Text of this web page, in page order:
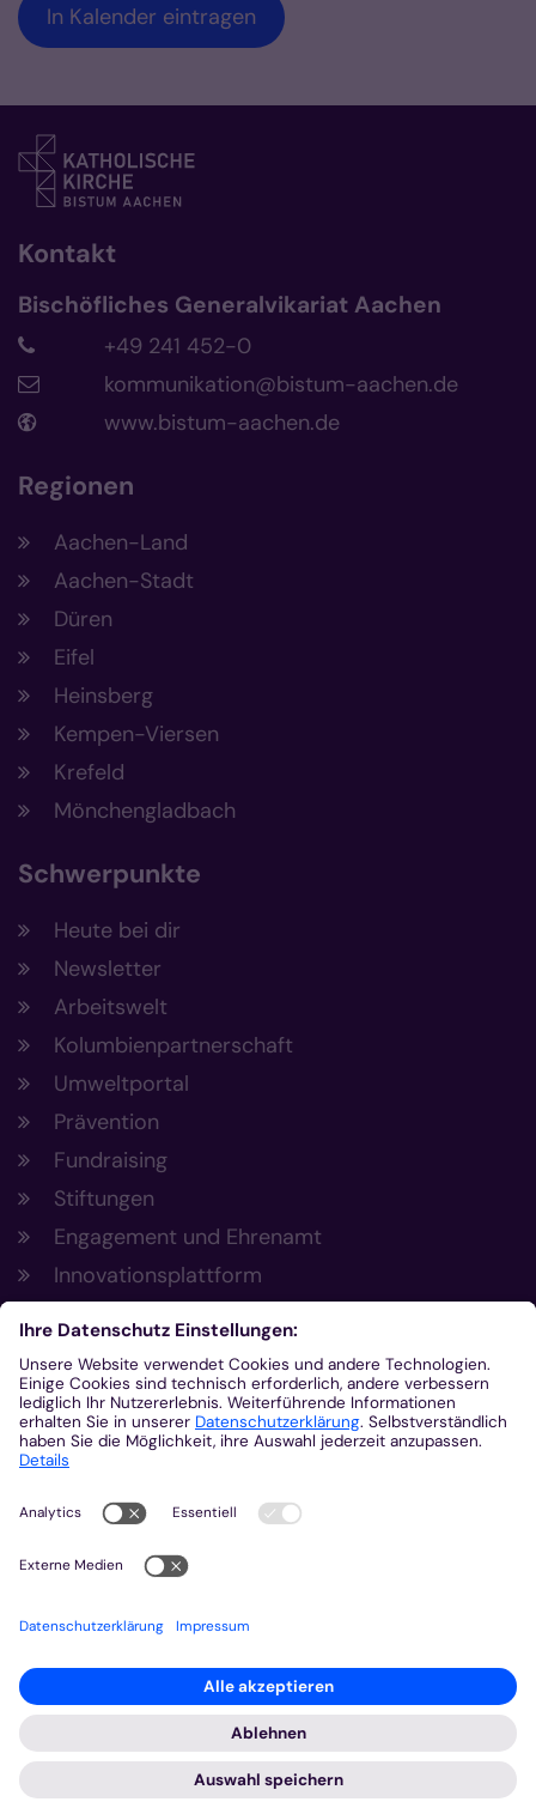
In Kalender eintragen
Kontakt
Bischöfliches Generalvikariat Aachen
+49 241 452-0
kommunikation@bistum-aachen.de
www.bistum-aachen.de
Regionen
Aachen-Land
Aachen-Stadt
Düren
Eifel
Heinsberg
Kempen-Viersen
Krefeld
Mönchengladbach
Schwerpunkte
Heute bei dir
Newsletter
Arbeitswelt
Kolumbienpartnerschaft
Umweltportal
Prävention
Fundraising
Stiftungen
Engagement und Ehrenamt
Innovationsplattform
Aus der Plattform
Nachrichten
Veranstaltungen
Gottesdienste
Stellenangebote
Kirchenzeitung
Amtsblatt (Kirchlicher Anzeiger)
Rechtsdatenbank
Meldestelle gemäß Hinweisgeberschutzgesetz
2026 © Bistum Aachen
Impressum
Datenschutzerklärung